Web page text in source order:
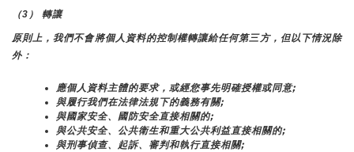
（3） 轉讓
原則上，我們不會將個人資料的控制權轉讓給任何第三方，但以下情況除
外：
應個人資料主體的要求，或經您事先明確授權或同意;
與履行我們在法律法規下的義務有關;
與國家安全、國防安全直接相關的;
與公共安全、公共衛生和重大公共利益直接相關的;
與刑事偵查、起訴、審判和執行直接相關;